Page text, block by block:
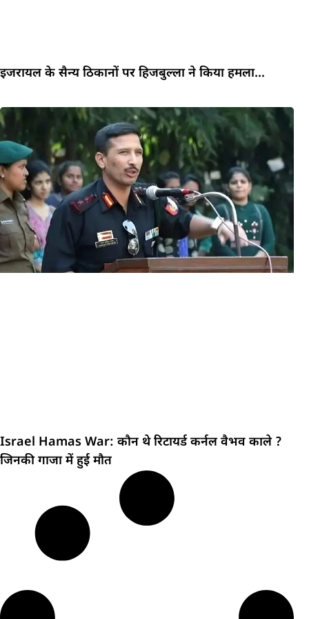
इजरायल के सैन्य ठिकानों पर हिजबुल्ला ने किया हमला…
Israel Hamas War: कौन थे रिटायर्ड कर्नल वैभव काले ?
जिनकी गाजा में हुई मौत